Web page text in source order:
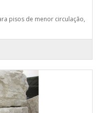
pisos de menor circulação,